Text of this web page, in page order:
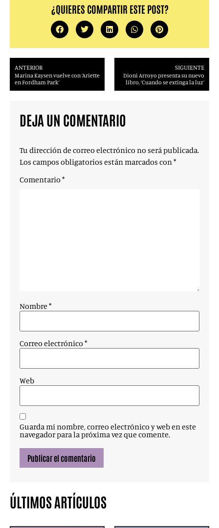
¿QUIERES COMPARTIR ESTE POST?
ANTERIOR
Marina Kaysen vuelve con ‘Ariette
en Fordham Park’
SIGUIENTE
Dioni Arroyo presenta su nuevo
libro, ‘Cuando se extinga la luz’
DEJA UN COMENTARIO
Tu dirección de correo electrónico no será publicada.
Los campos obligatorios están marcados con*
Comentario *
Nombre *
Correo electrónico *
Web
Guarda mi nombre, correo electrónico y web en este
navegador para la próxima vez que comente.
ÚLTIMOS ARTÍCULOS